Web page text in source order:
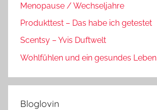
Menopause / Wechseljahre
Produkttest – Das habe ich getestet
Scentsy – Yvis Duftwelt
Wohlfühlen und ein gesundes Leben
Bloglovin